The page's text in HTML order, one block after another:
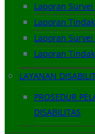
Laporan
Laporan
Laporan
Laporan
LAYANAN
PROSEDUR
DISABILITAS